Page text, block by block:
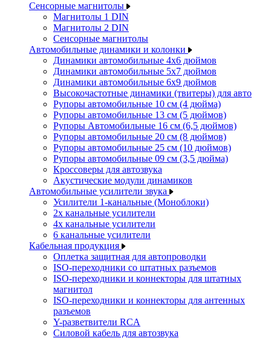
Сенсорные магнитолы
Магнитолы 1 DIN
Магнитолы 2 DIN
Сенсорные магнитолы
Автомобильные динамики и колонки
Динамики автомобильные 4x6 дюймов
Динамики автомобильные 5x7 дюймов
Динамики автомобильные 6x9 дюймов
Высокочастотные динамики (твитеры) для авто
Рупоры автомобильные 10 см (4 дюйма)
Рупоры автомобильные 13 см (5 дюймов)
Рупоры Автомобильные 16 см (6,5 дюймов)
Рупоры автомобильные 20 см (8 дюймов)
Рупоры автомобильные 25 см (10 дюймов)
Рупоры автомобильные 09 см (3,5 дюйма)
Кроссоверы для автозвука
Акустические модули динамиков
Автомобильные усилители звука
Усилители 1-канальные (Моноблоки)
2х канальные усилители
4х канальные усилители
6 канальные усилители
Кабельная продукция
Оплетка защитная для автопроводки
ISO-переходники со штатных разъемов
ISO-переходники и коннекторы для штатных
магнитол
ISO-переходники и коннекторы для антенных
разъемов
Y-разветвители RCA
Силовой кабель для автозвука